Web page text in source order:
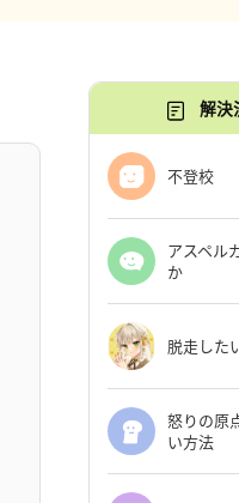
解決
不登校
アスペル
か
脱走した
怒りの原
い方法